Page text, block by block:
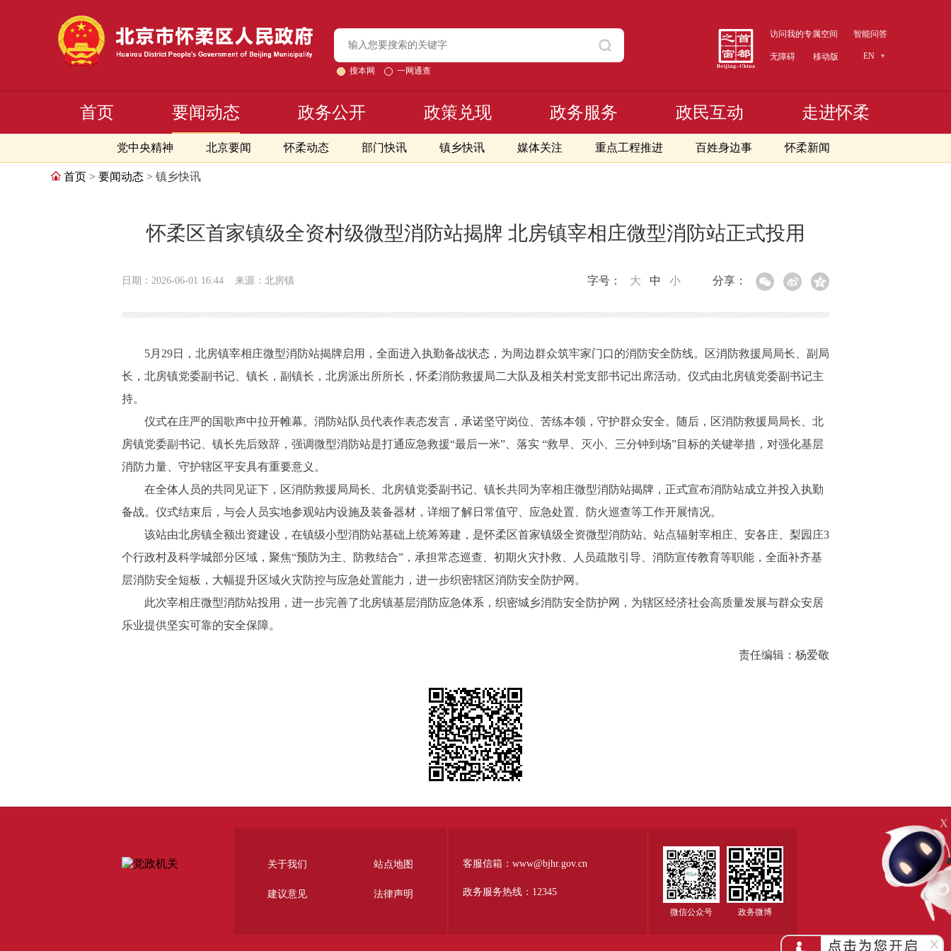
搜本网 一网通查
访问我的专属空间 智能问答
无障碍 移动版 EN
首页 要闻动态
党中央精神 北京要闻 怀柔动态 部门快讯 镇乡快讯 媒体关注 重点工程推进 百姓身边事 怀柔新闻
政务公开 政策兑现 政务服务 政民互动 走进怀柔
首页 > 要闻动态 > 镇乡快讯
怀柔区首家镇级全资村级微型消防站揭牌 北房镇宰相庄微型消防站正式投用
日期：2026-06-01 16:44 来源：北房镇 分享：
字号： 大 中 小
5月29日，北房镇宰相庄微型消防站揭牌启用，全面进入执勤备战状态，为周边群众筑牢家门口的消防安全防线。区消防救援局局长、副局
长，北房镇党委副书记、镇长，副镇长，北房派出所所长，怀柔消防救援局二大队及相关村党支部书记出席活动。仪式由北房镇党委副书记主
持。
仪式在庄严的国歌声中拉开帷幕。消防站队员代表作表态发言，承诺坚守岗位、苦练本领，守护群众安全。随后，区消防救援局局长、北
房镇党委副书记、镇长先后致辞，强调微型消防站是打通应急救援“最后一米”、落实 “救早、灭小、三分钟到场”目标的关键举措，对强化基层
消防力量、守护辖区平安具有重要意义。
在全体人员的共同见证下，区消防救援局局长、北房镇党委副书记、镇长共同为宰相庄微型消防站揭牌，正式宣布消防站成立并投入执勤
备战。仪式结束后，与会人员实地参观站内设施及装备器材，详细了解日常值守、应急处置、防火巡查等工作开展情况。
该站由北房镇全额出资建设，在镇级小型消防站基础上统筹筹建，是怀柔区首家镇级全资微型消防站。站点辐射宰相庄、安各庄、梨园庄3
个行政村及科学城部分区域，聚焦“预防为主、防救结合”，承担常态巡查、初期火灾扑救、人员疏散引导、消防宣传教育等职能，全面补齐基
层消防安全短板，大幅提升区域火灾防控与应急处置能力，进一步织密辖区消防安全防护网。
此次宰相庄微型消防站投用，进一步完善了北房镇基层消防应急体系，织密城乡消防安全防护网，为辖区经济社会高质量发展与群众安居
乐业提供坚实可靠的安全保障。
责任编辑：杨爱敬
关于我们 站点地图
建议意见 法律声明
客服信箱：www@bjhr.gov.cn
政务服务热线：12345
微信公众号 政务微博
X